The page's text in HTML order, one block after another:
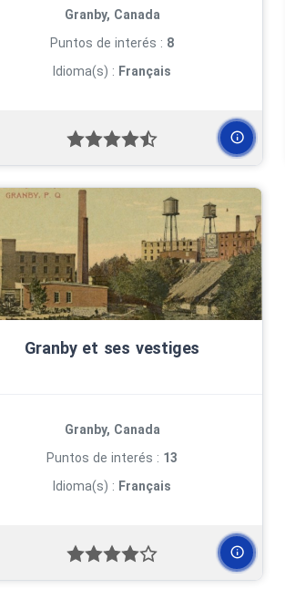
Granby, Canada
Puntos de interés : 8
Idioma(s) : Français
Granby et ses vestiges
Granby, Canada
Puntos de interés : 13
Idioma(s) : Français